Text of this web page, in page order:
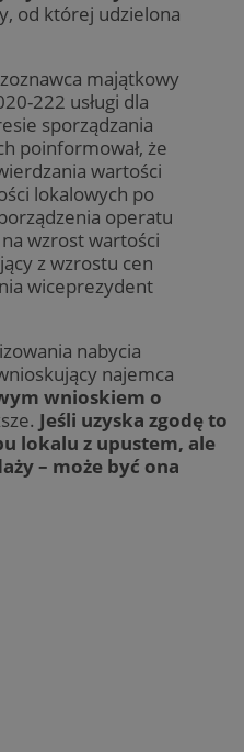
od której udzielona
majątkowy
222 usługi dla
sporządzania
poinformował, że
wartości
lokalowych po
operatu
wzrost wartości
z wzrostu cen
wiceprezydent
nabycia
najemca
wnioskiem o
Jeśli uzyska zgodę to
lokalu z upustem, ale
– może być ona